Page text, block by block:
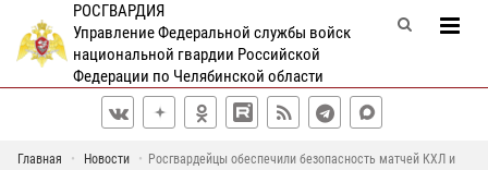
РОСГВАРДИЯ
Управление Федеральной службы войск
национальной гвардии Российской
Федерации по Челябинской области
Главная Новости
Росгвардейцы обеспечили безопасность матчей КХЛ и